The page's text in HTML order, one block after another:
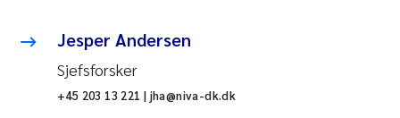
Jesper Andersen
Sjefsforsker
+45 203 13 221 | jha@niva-dk.dk